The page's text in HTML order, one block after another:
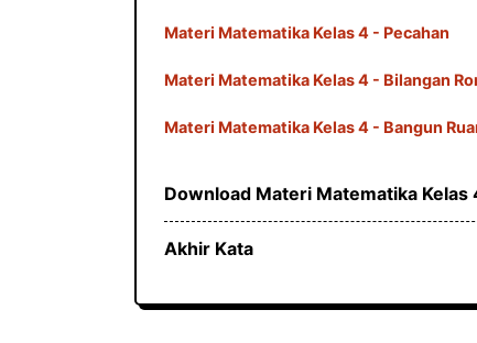
Materi Matematika Kelas 4 - Pecahan
Materi Matematika Kelas 4 - Bilangan
Materi Matematika Kelas 4 - Bangun
Download Materi Matematika Kelas
Akhir Kata